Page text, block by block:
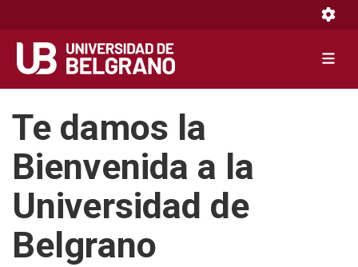
contenido
principal
Te damos la
Bienvenida a la
Universidad de
Belgrano